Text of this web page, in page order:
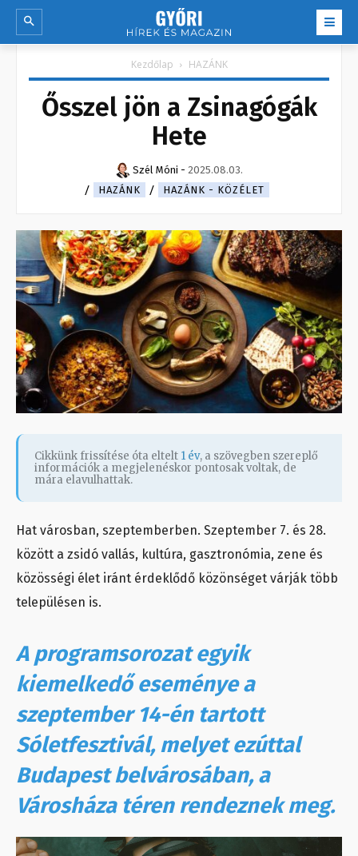
Kezdőlap HAZÁNK
Ősszel jön a Zsinagógák
Hete
Szél Móni - 2025.08.03.
HAZÁNK
HAZÁNK - KÖZÉLET
Cikkünk frissítése óta eltelt 1 év, a szövegben szereplő
információk a megjelenéskor pontosak voltak, de
mára elavulhattak.
Hat városban, szeptemberben. Szeptember 7. és 28.
között a zsidó vallás, kultúra, gasztronómia, zene és
közösségi élet iránt érdeklődő közönséget várják több
településen is.
A programsorozat egyik
kiemelkedő eseménye a
szeptember 14-én tartott
Sóletfesztivál, melyet ezúttal
Budapest belvárosában, a
Városháza téren rendeznek meg.